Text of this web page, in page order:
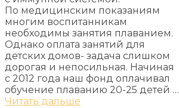
По медицинским показаниям
многим воспитанникам
необходимы занятия плаванием.
Однако оплата занятий для
детских домов- задача слишком
дорогая и непосильная. Начиная
с 2012 года наш фонд оплачивал
обучение плаванию 20-25 детей …
Читать дальше